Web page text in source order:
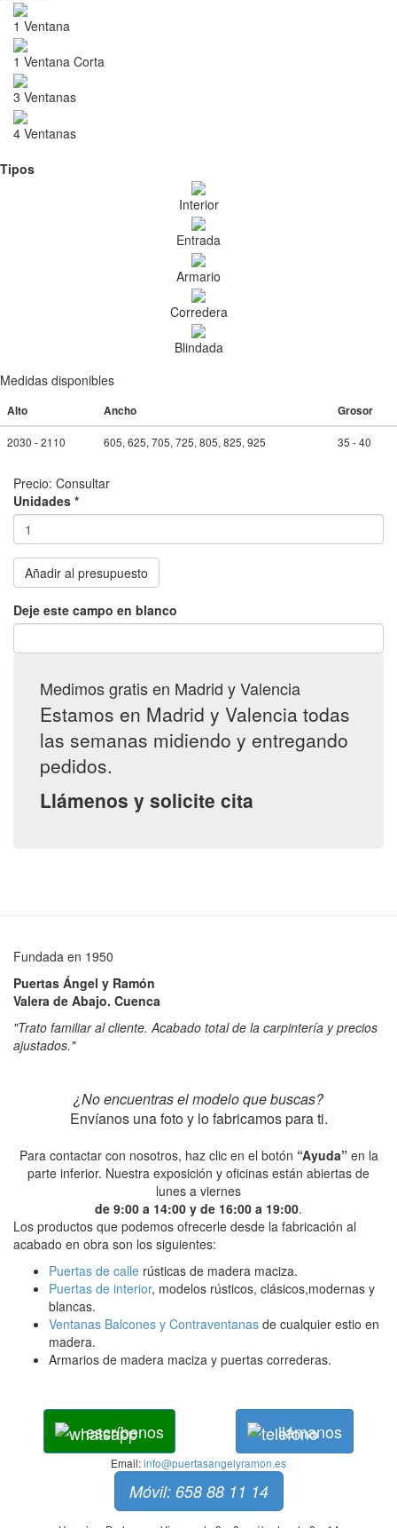
1 Ventana
1 Ventana Corta
3 Ventanas
4 Ventanas
Tipos
Interior
Entrada
Armario
Corredera
Blindada
Medidas disponibles
Alto Ancho Grosor
2030 - 2110 605, 625, 705, 725, 805, 825, 925 35 - 40
Precio: Consultar
Unidades *
Añadir al presupuesto
Deje este campo en blanco
Medimos gratis en Madrid y Valencia
Estamos en Madrid y Valencia todas
las semanas midiendo y entregando
pedidos.
Llámenos y solicite cita
Fundada en 1950
Puertas Ángel y Ramón
Valera de Abajo. Cuenca
"Trato familiar al cliente. Acabado total de la carpintería y precios
ajustados."
¿No encuentras el modelo que buscas?
Envíanos una foto y lo fabricamos para ti.
Para contactar con nosotros, haz clic en el botón “Ayuda”en la
parte inferior. Nuestra exposición y oficinas están abiertas de
lunes a viernes
de 9:00 a 14:00 y de 16:00 a 19:00.
Los productos que podemos ofrecerle desde la fabricación al
acabado en obra son los siguientes:
Puertas de calle rústicas de madera maciza.
Puertas de interior, modelos rústicos, clásicos,modernas y
blancas.
Ventanas Balcones y Contraventanas de cualquier estio en
madera.
Armarios de madera maciza y puertas correderas.
escríbenos llámanos
Email:info@puertasangelyramon.es
Móvil: 658 88 11 14